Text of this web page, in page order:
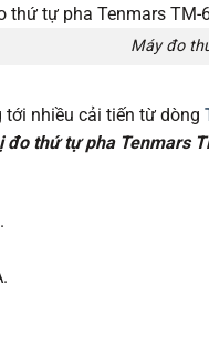
Máy đo
nhiều cải tiến từ dòng
đo thứ tự pha Tenmars